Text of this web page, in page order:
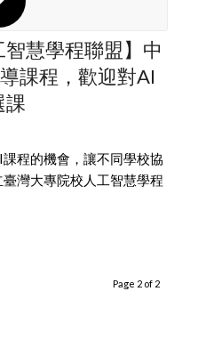
智慧學程聯盟】中
課程，歡迎對AI
課
程的機會，讓不同學校協
灣大專院校人工智慧學程
Page 2 of 2